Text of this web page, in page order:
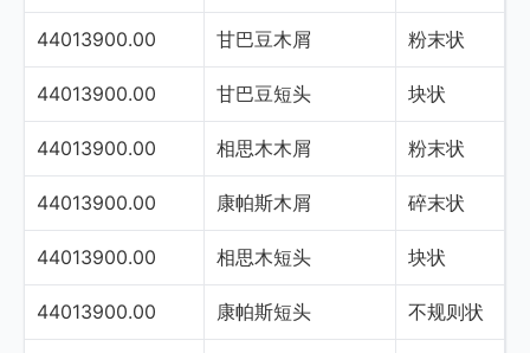
44013900.00 甘巴豆木屑 粉末状
44013900.00 甘巴豆短头 块状
44013900.00 相思木木屑 粉末状
44013900.00 康帕斯木屑 碎末状
44013900.00 相思木短头 块状
44013900.00 康帕斯短头 不规则状